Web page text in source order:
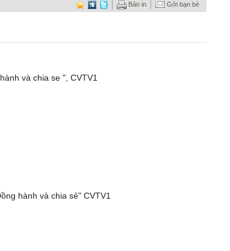
Gởi bạn bè
Bản in
và chia se ", CVTV1
hành và chia sẻ" CVTV1